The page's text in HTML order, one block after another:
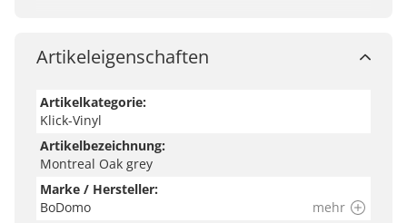
Artikeleigenschaften
Artikelkategorie:
Klick-Vinyl
Artikelbezeichnung:
Montreal Oak grey
Marke / Hersteller:
BoDomo
mehr